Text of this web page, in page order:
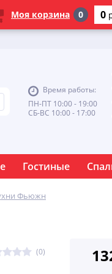
Время работы:
ПН-ПТ 10:00 - 19:00
СБ-ВС 10:00 - 17:00
Гостиные
Фьюжн
(0)
Моя корзина 0 0